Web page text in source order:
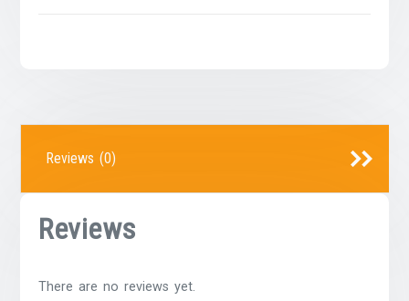
Reviews (0)
Reviews
There are no reviews yet.